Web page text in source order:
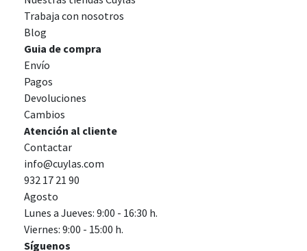
Trabaja con nosotros
Blog
Guia de compra
Envío
Pagos
Devoluciones
Cambios
Atención al cliente
Contactar
info@cuylas.com
932 17 21 90
Agosto
Lunes a Jueves: 9:00 - 16:30 h.
Viernes: 9:00 - 15:00 h.
Síguenos